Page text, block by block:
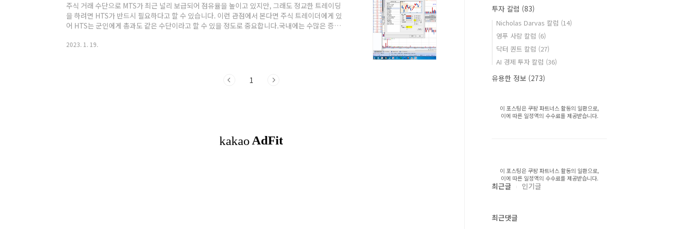
주식 거래 수단으로 MTS가 최근 널리 보급되어 점유율을 높이고 있지만, 그래도 정교한 트레이딩
을 하려면 HTS가 반드시 필요하다고 할 수 있습니다. 이런 관점에서 본다면 주식 트레이더에게 있
어 HTS는 군인에게 총과도 같은 수단이라고 할 수 있을 정도로 중요합니다.국내에는 수많은 증권
기능성도 강력한 HTS는 역시 키움 증권의 영웅문이라고 할 수 있겠습니다. 개인 투자자들에게 있
2023. 1. 19.
1
투자 칼럼 (83)
Nicholas Darvas 칼럼 (14)
영푸 사랑 칼럼 (6)
닥터 퀀트 칼럼 (27)
AI 경제 투자 칼럼 (36)
유용한 정보 (273)
이 포스팅은 쿠팡 파트너스 활동의 일환으로,
이에 따른 일정액의 수수료를 제공받습니다.
이 포스팅은 쿠팡 파트너스 활동의 일환으로,
이에 따른 일정액의 수수료를 제공받습니다.
최근글 인기글
최근댓글